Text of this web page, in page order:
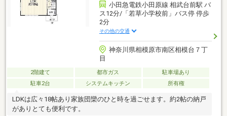
小田急電鉄小田原線 相武台前駅 バ
ス12分/「若草小学校前」バス停 停歩
2分
その他の交通
神奈川県相模原市南区相模台７丁
目
2階建て 都市ガス
駐車場あり
駐車2台
システムキッチン 所有権
LDKは広々18帖あり家族団欒のひと時を過ごせます。約2帖の納戸
がありとても便利です。